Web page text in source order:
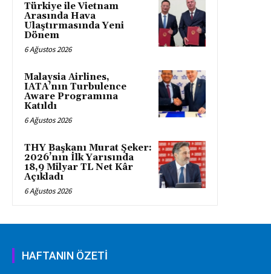
Türkiye ile Vietnam
Arasında Hava
Ulaştırmasında Yeni
Dönem
6 Ağustos 2026
Malaysia Airlines,
IATA’nın Turbulence
Aware Programına
Katıldı
6 Ağustos 2026
THY Başkanı Murat Şeker:
2026’nın İlk Yarısında
18,9 Milyar TL Net Kâr
Açıkladı
6 Ağustos 2026
HAFTANIN ÖZETİ